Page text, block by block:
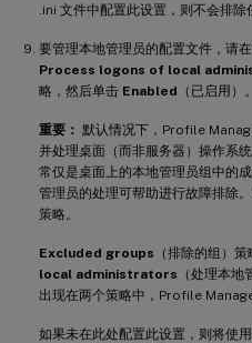
.ini 文件中配置此设置，则不会排除
要管理本地管理员的配置文件，请
Process logons of local
略，然后单击 Enabled （已启用）。
重要： 默认情况下，Profile
并处理桌面（而非服务器）操作系
常仅是桌面上的本地管理员组中的
管理员的处理可帮助进行故障排除
策略。
Excluded groups （排除的组）
local administrators （处理本
出现在两个策略中，Profile
如果未在此处配置此设置，则将使